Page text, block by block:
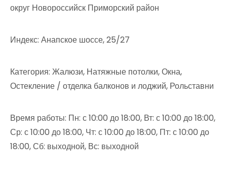
округ Новороссийск Приморский район
Индекс: Анапское шоссе, 25/27
Категория: Жалюзи, Натяжные потолки, Окна,
Остекление / отделка балконов и лоджий, Рольставни
Время работы: Пн: с 10:00 до 18:00, Вт: с 10:00 до 18:00,
Ср: с 10:00 до 18:00, Чт: с 10:00 до 18:00, Пт: с 10:00 до
18:00, Сб: выходной, Вс: выходной